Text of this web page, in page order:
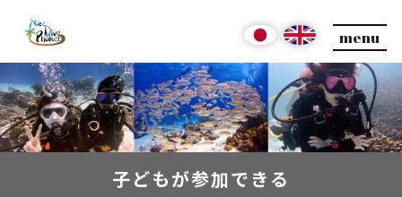
menu
子どもが参加できる